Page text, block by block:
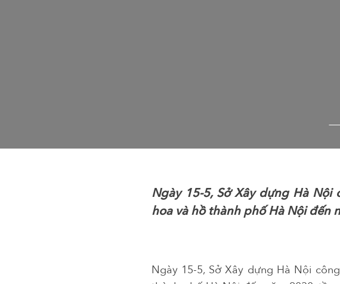
Ngày 15-5, Sở Xây dựng Hà
hoa và hồ thành phố Hà Nội đến
Ngày 15-5, Sở Xây dựng Hà Nội